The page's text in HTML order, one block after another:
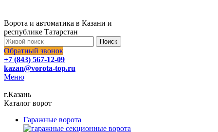
Ворота и автоматика в Казани и
республике Татарстан
Поиск
Обратный звонок
+7 (843) 567-12-09
kazan@vorota-top.ru
Меню
г.Казань
Каталог ворот
Гаражные ворота